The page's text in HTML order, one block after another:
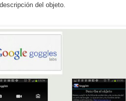
del objeto.